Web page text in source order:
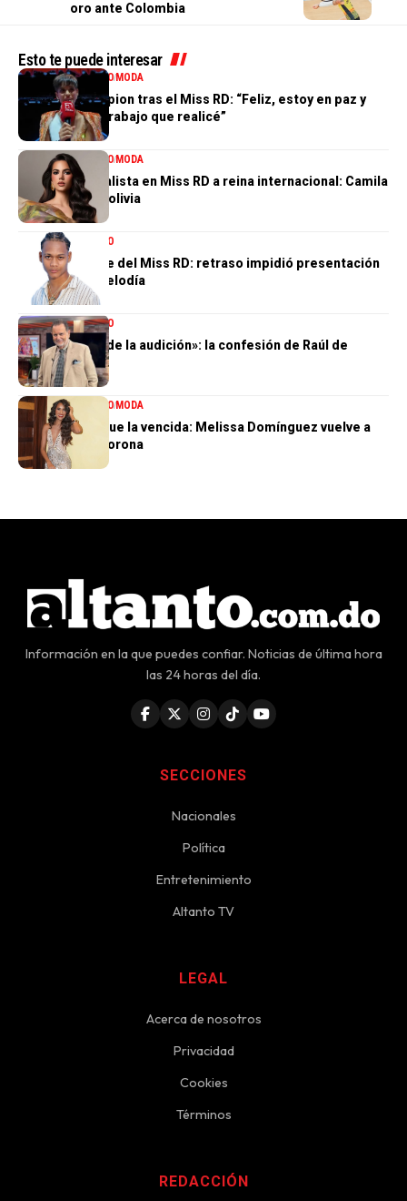
oro ante Colombia
Esto te puede interesar
ENTRETENIMIENTOMODA
Valentina Campion tras el Miss RD: “Feliz, estoy en paz y
orgullosa del trabajo que realicé”
ENTRETENIMIENTOMODA
De tercera finalista en Miss RD a reina internacional: Camila
Issa rumbo a Bolivia
ENTRETENIMIENTO
El gran ausente del Miss RD: retraso impidió presentación
de Dalvin La Melodía
ENTRETENIMIENTO
«Perdí el 85 % de la audición»: la confesión de Raúl de
Molina
ENTRETENIMIENTOMODA
La tercera no fue la vencida: Melissa Domínguez vuelve a
quedar sin la corona
Información en la que puedes confiar. Noticias de última hora
las 24 horas del día.
SECCIONES
Nacionales
Política
Entretenimiento
Altanto TV
LEGAL
Acerca de nosotros
Privacidad
Cookies
Términos
REDACCIÓN